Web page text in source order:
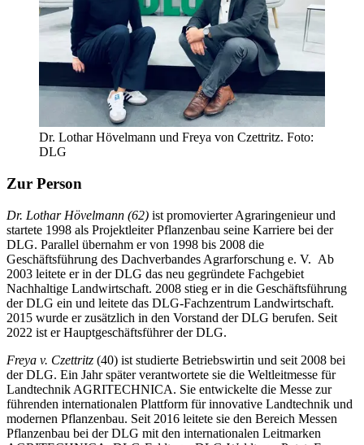
Dr. Lothar Hövelmann und Freya von Czettritz. Foto:
DLG
Zur Person
Dr. Lothar Hövelmann (62) ist promovierter Agraringenieur und
startete 1998 als Projektleiter Pflanzenbau seine Karriere bei der
DLG. Parallel übernahm er von 1998 bis 2008 die
Geschäftsführung des Dachverbandes Agrarforschung e. V. Ab
2003 leitete er in der DLG das neu gegründete Fachgebiet
Nachhaltige Landwirtschaft. 2008 stieg er in die Geschäftsführung
der DLG ein und leitete das DLG-Fachzentrum Landwirtschaft.
2015 wurde er zusätzlich in den Vorstand der DLG berufen. Seit
2022 ist er Hauptgeschäftsführer der DLG.
Freya v. Czettritz (40) ist studierte Betriebswirtin und seit 2008 bei
der DLG. Ein Jahr später verantwortete sie die Weltleitmesse für
Landtechnik AGRITECHNICA. Sie entwickelte die Messe zur
führenden internationalen Plattform für innovative Landtechnik und
modernen Pflanzenbau. Seit 2016 leitete sie den Bereich Messen
Pflanzenbau bei der DLG mit den internationalen Leitmarken